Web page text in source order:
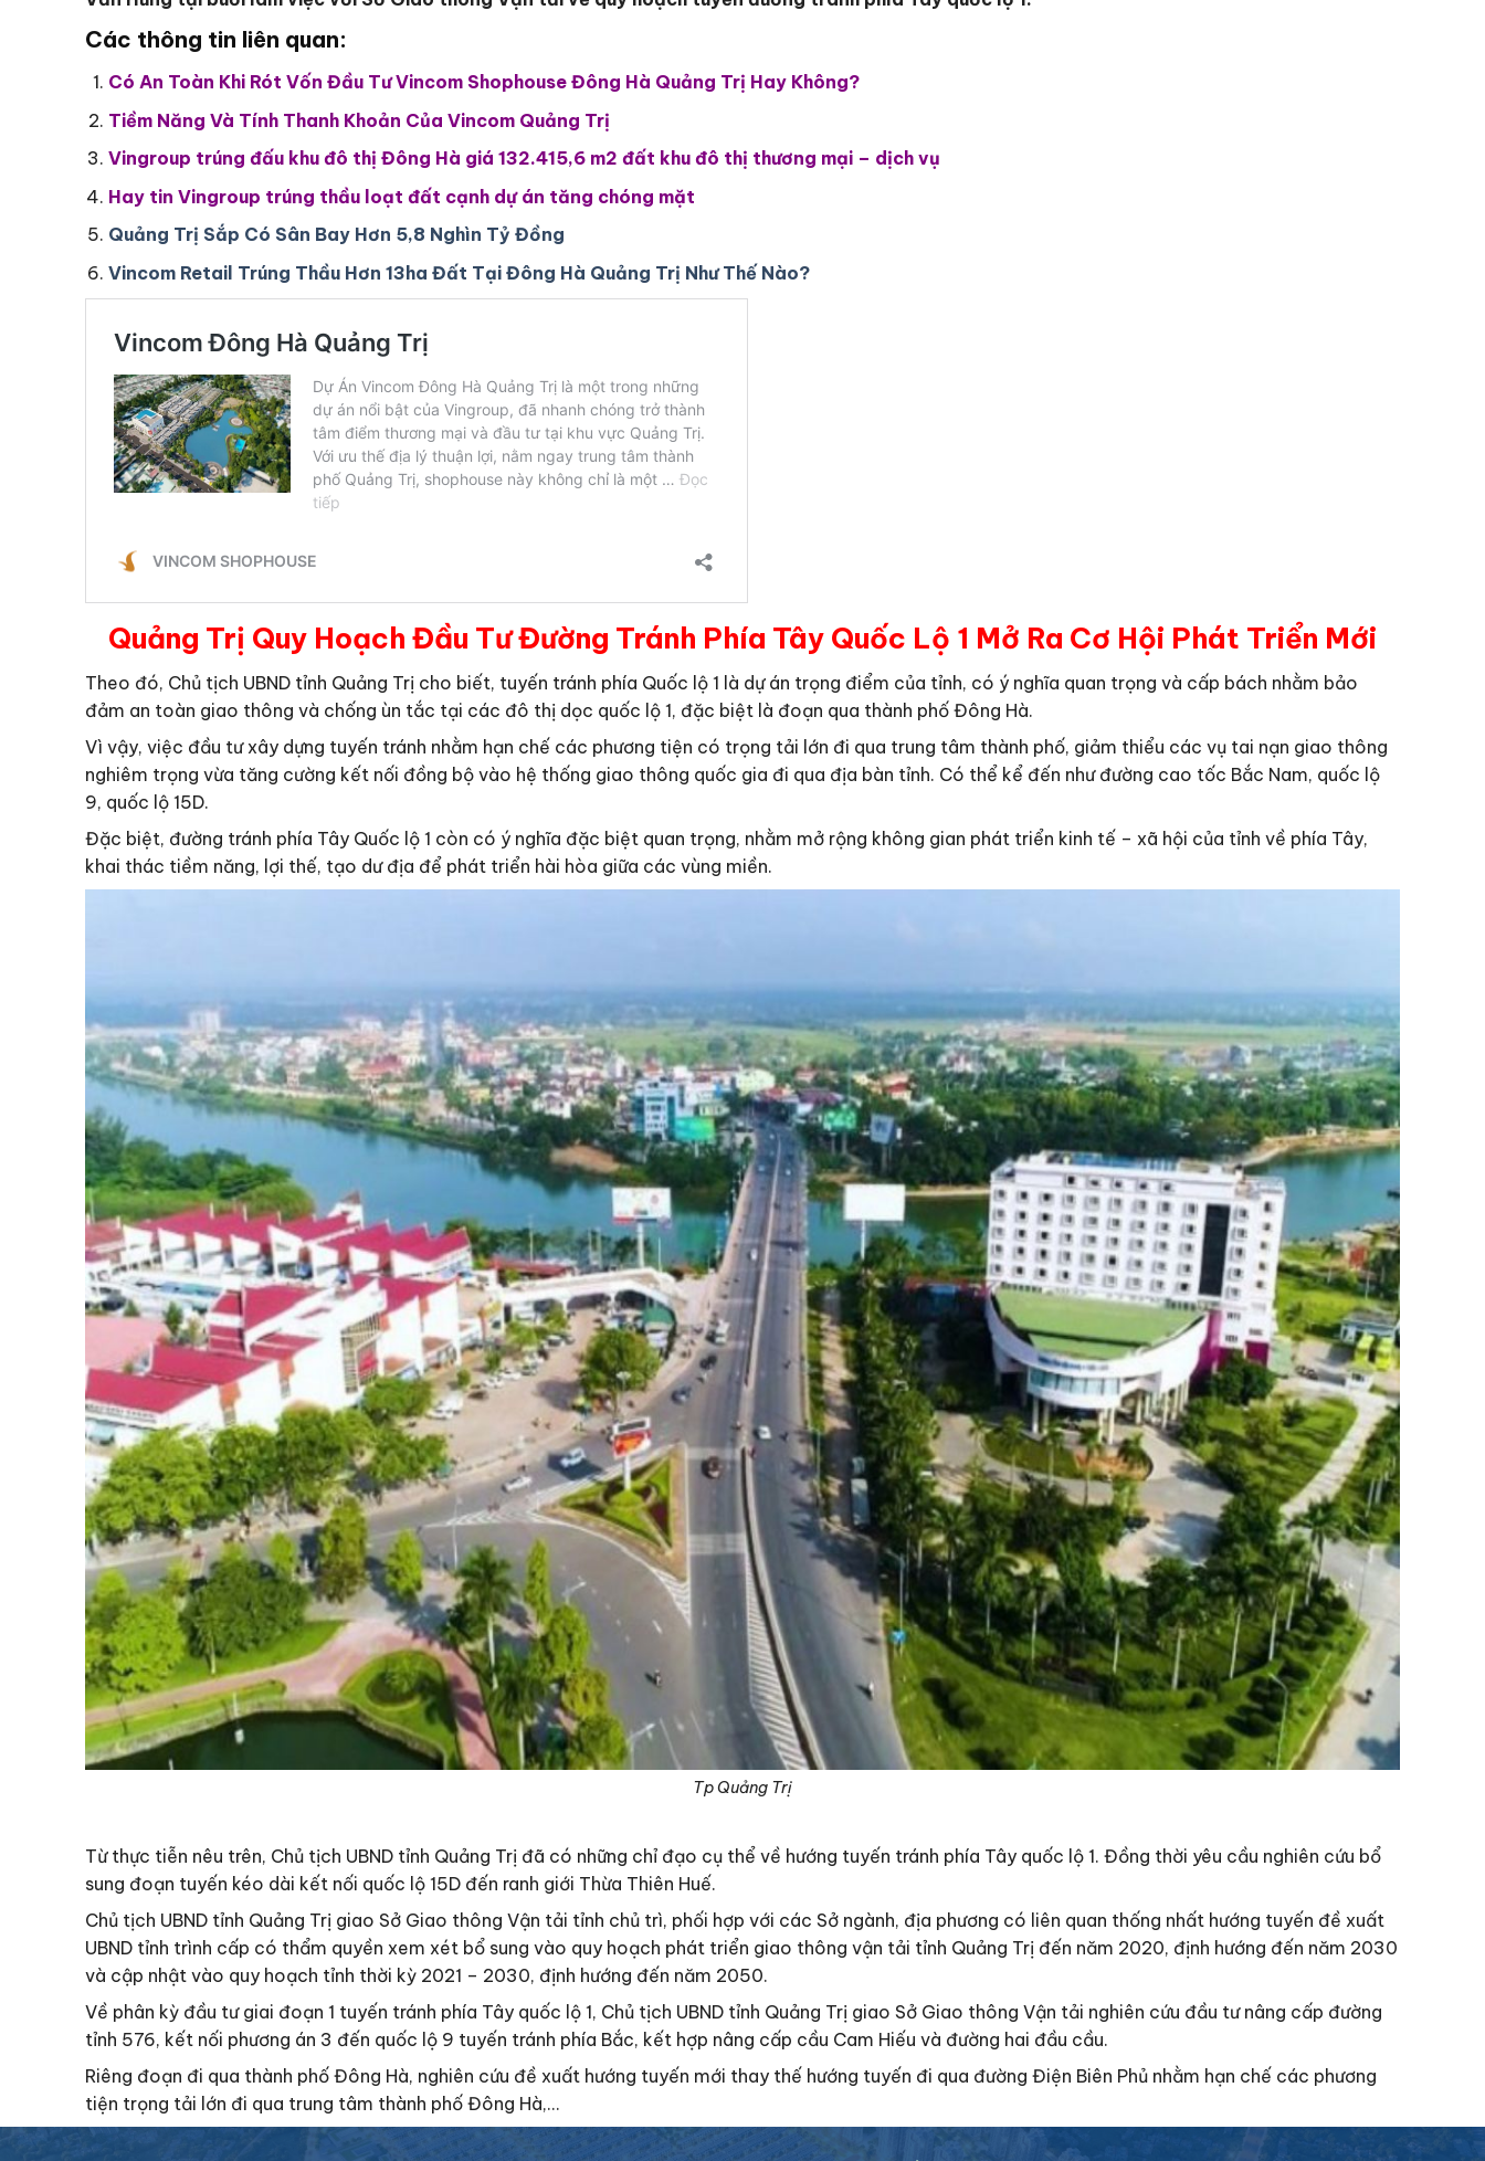
Các thông tin liên quan:
Có An Toàn Khi Rót Vốn Đầu Tư Vincom Shophouse Đông Hà Quảng Trị Hay Không?
Tiềm Năng Và Tính Thanh Khoản Của Vincom Quảng Trị
Vingroup trúng đấu khu đô thị Đông Hà giá 132.415,6 m2 đất khu đô thị thương mại – dịch vụ
Hay tin Vingroup trúng thầu loạt đất cạnh dự án tăng chóng mặt
Quảng Trị Sắp Có Sân Bay Hơn 5,8 Nghìn Tỷ Đồng
Vincom Retail Trúng Thầu Hơn 13ha Đất Tại Đông Hà Quảng Trị Như Thế Nào?
Quảng Trị Quy Hoạch Đầu Tư Đường Tránh Phía Tây Quốc Lộ 1 Mở Ra Cơ Hội Phát Triển Mới
Theo đó, Chủ tịch UBND tỉnh Quảng Trị cho biết, tuyến tránh phía Quốc lộ 1 là dự án trọng điểm của tỉnh, có ý nghĩa quan trọng và cấp bách nhằm bảo
đảm an toàn giao thông và chống ùn tắc tại các đô thị dọc quốc lộ 1, đặc biệt là đoạn qua thành phố Đông Hà.
Vì vậy, việc đầu tư xây dựng tuyến tránh nhằm hạn chế các phương tiện có trọng tải lớn đi qua trung tâm thành phố, giảm thiểu các vụ tai nạn giao thông
nghiêm trọng vừa tăng cường kết nối đồng bộ vào hệ thống giao thông quốc gia đi qua địa bàn tỉnh. Có thể kể đến như đường cao tốc Bắc Nam, quốc lộ
9, quốc lộ 15D.
Đặc biệt, đường tránh phía Tây Quốc lộ 1 còn có ý nghĩa đặc biệt quan trọng, nhằm mở rộng không gian phát triển kinh tế – xã hội của tỉnh về phía Tây,
khai thác tiềm năng, lợi thế, tạo dư địa để phát triển hài hòa giữa các vùng miền.
Tp Quảng Trị
Từ thực tiễn nêu trên, Chủ tịch UBND tỉnh Quảng Trị đã có những chỉ đạo cụ thể về hướng tuyến tránh phía Tây quốc lộ 1. Đồng thời yêu cầu nghiên cứu bổ
sung đoạn tuyến kéo dài kết nối quốc lộ 15D đến ranh giới Thừa Thiên Huế.
Chủ tịch UBND tỉnh Quảng Trị giao Sở Giao thông Vận tải tỉnh chủ trì, phối hợp với các Sở ngành, địa phương có liên quan thống nhất hướng tuyến đề xuất
UBND tỉnh trình cấp có thẩm quyền xem xét bổ sung vào quy hoạch phát triển giao thông vận tải tỉnh Quảng Trị đến năm 2020, định hướng đến năm 2030
và cập nhật vào quy hoạch tỉnh thời kỳ 2021 – 2030, định hướng đến năm 2050.
Về phân kỳ đầu tư giai đoạn 1 tuyến tránh phía Tây quốc lộ 1, Chủ tịch UBND tỉnh Quảng Trị giao Sở Giao thông Vận tải nghiên cứu đầu tư nâng cấp đường
tỉnh 576, kết nối phương án 3 đến quốc lộ 9 tuyến tránh phía Bắc, kết hợp nâng cấp cầu Cam Hiếu và đường hai đầu cầu.
Riêng đoạn đi qua thành phố Đông Hà, nghiên cứu đề xuất hướng tuyến mới thay thế hướng tuyến đi qua đường Điện Biên Phủ nhằm hạn chế các phương
tiện trọng tải lớn đi qua trung tâm thành phố Đông Hà,…